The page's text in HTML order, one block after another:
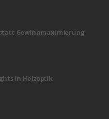
Gewinnmaximierung
in Holzoptik